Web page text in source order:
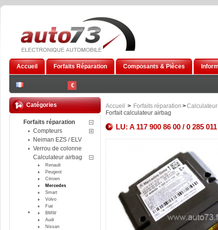
€
Accueil Forfaits Réparation Composants & Pièces
Catégories
Forfaits réparation
Compteurs
Neiman EZS / ELV
Verrou de colonne
Calculateur airbag
Renault
Peugeot
Citroen
Mercedes
Smart
Volvo
Fiat
BMW
Audi
Nissan
Accueil > Forfaits réparation >
Forfait calculateur airbag
LU: A 117 900 86 00 / 0 285